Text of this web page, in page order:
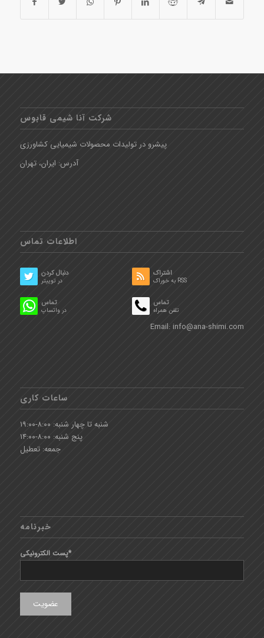
شرکت آنا شیمی قابوس
پیشرو در تولیدات محصولات شیمیایی کشاورزی
آدرس: ایران، تهران
اطلاعات تماس
دنبال کردن
در توییتر
اشتراک
به خوراک RSS
تماس
در واتساپ
تماس
تلفن همراه
Email: info@ana-shimi.com
ساعات کاری
شنبه تا چهار شنبه: ۸:۰۰-۱۹:۰۰
پنج شنبه: ۸:۰۰-۱۴:۰۰
جمعه: تعطیل
خبرنامه
پست الکترونیکی*